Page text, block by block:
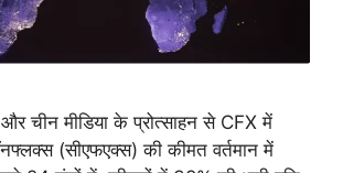
चीन मीडिया के प्रोत्साहन से CFX में
(सीएफएक्स) की कीमत वर्तमान में